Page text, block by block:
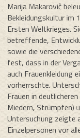
Marija Makarovič
Bekleidungskultur im
Ersten Weltkrieges.
betreffende,
sowie die
fest, dass in der
auch Frauenkleidung
vorherrschte.
Frauen in
Miedern, Strümpfen)
Untersuchung zeigte
Einzelpersonen vor